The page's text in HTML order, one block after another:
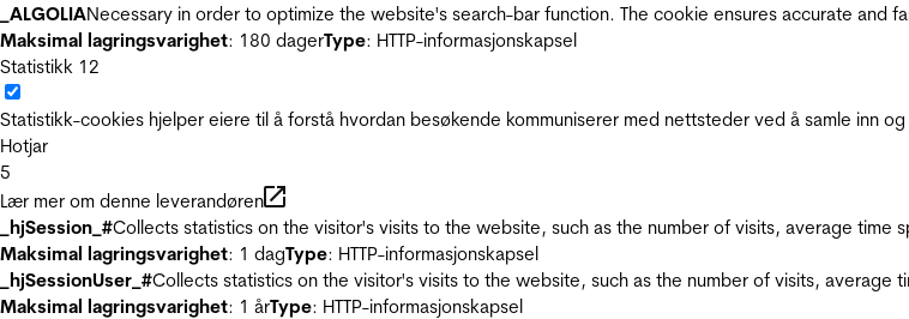
_ALGOLIANecessary in order to optimize the website's search-bar function. The cookie ensures accurate and
Maksimal lagringsvarighet: 180 dagerType: HTTP-informasjonskapsel
Statistikk 12
Statistikk-cookies hjelper eiere til å forstå hvordan besøkende kommuniserer med nettsteder ved å samle inn
Hotjar
5
Lær mer om denne leverandøren
_hjSession_#Collects statistics on the visitor's visits to the website, such as the number of visits, average time
Maksimal lagringsvarighet: 1 dagType: HTTP-informasjonskapsel
_hjSessionUser_#Collects statistics on the visitor's visits to the website, such as the number of visits,
Maksimal lagringsvarighet: 1 årType: HTTP-informasjonskapsel